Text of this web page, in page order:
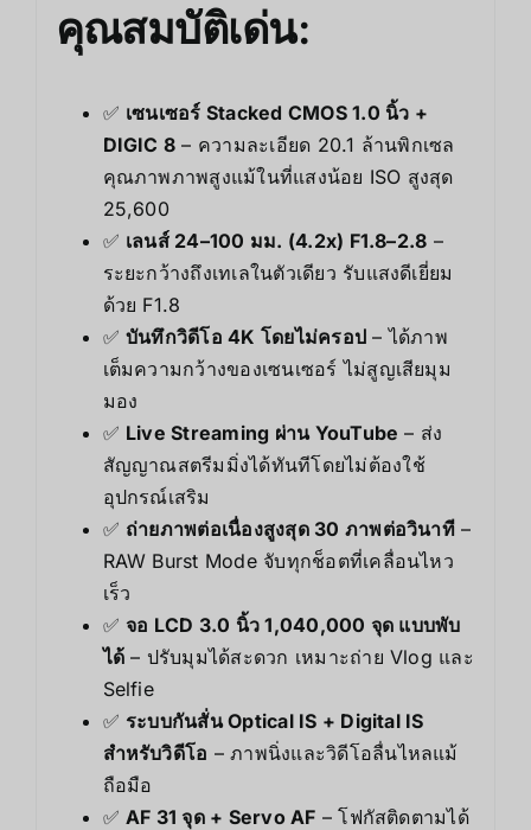
คุณสมบัติเด่น:
✅ เซนเซอร์ Stacked CMOS 1.0 นิ้ว +
DIGIC 8 – ความละเอียด 20.1 ล้านพิกเซล
คุณภาพภาพสูงแม้ในที่แสงน้อย ISO สูงสุด
25,600
✅ เลนส์ 24–100 มม. (4.2x) F1.8–2.8 –
ระยะกว้างถึงเทเลในตัวเดียว รับแสงดีเยี่ยม
ด้วย F1.8
✅ บันทึกวิดีโอ 4K โดยไม่ครอป – ได้ภาพ
เต็มความกว้างของเซนเซอร์ ไม่สูญเสียมุม
มอง
✅ Live Streaming ผ่าน YouTube – ส่ง
สัญญาณสตรีมมิ่งได้ทันทีโดยไม่ต้องใช้
อุปกรณ์เสริม
✅ ถ่ายภาพต่อเนื่องสูงสุด 30 ภาพต่อวินาที–
RAW Burst Mode จับทุกช็อตที่เคลื่อนไหว
เร็ว
✅ จอ LCD 3.0 นิ้ว 1,040,000 จุด แบบพับ
ได้ – ปรับมุมได้สะดวก เหมาะถ่าย Vlog และ
Selfie
✅ ระบบกันสั่น Optical IS + Digital IS
สำหรับวิดีโอ – ภาพนิ่งและวิดีโอลื่นไหลแม้
ถือมือ
✅ AF 31 จุด + Servo AF – โฟกัสติดตามได้